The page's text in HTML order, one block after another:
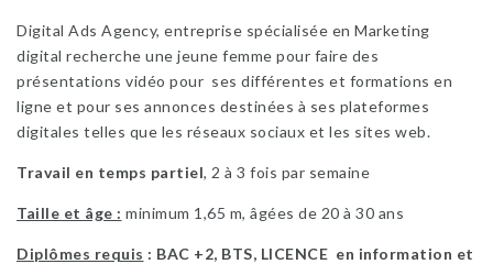
Digital Ads Agency, entreprise spécialisée en Marketing
digital recherche une jeune femme pour faire des
présentations vidéo pour ses différentes et formations en
ligne et pour ses annonces destinées à ses plateformes
digitales telles que les réseaux sociaux et les sites web.
Travail en temps partiel, 2 à 3 fois par semaine
Taille et âge : minimum 1,65 m, âgées de 20 à 30 ans
Diplômes requis : BAC +2, BTS, LICENCE en information et